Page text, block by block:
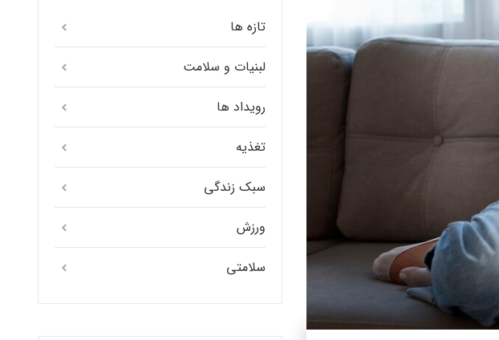
تازه ها
لبنیات و سلامت
رویداد ها
تغذیه
سبک زندگی
ورزش
سلامتی